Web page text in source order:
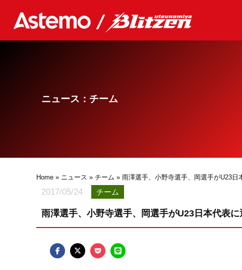
ニュース：チーム
Home » ニュース » チーム » 雨澤選手、小野寺選手、岡選手がU23日
2017/05/24 チーム
雨澤選手、小野寺選手、岡選手がU23日本代表に